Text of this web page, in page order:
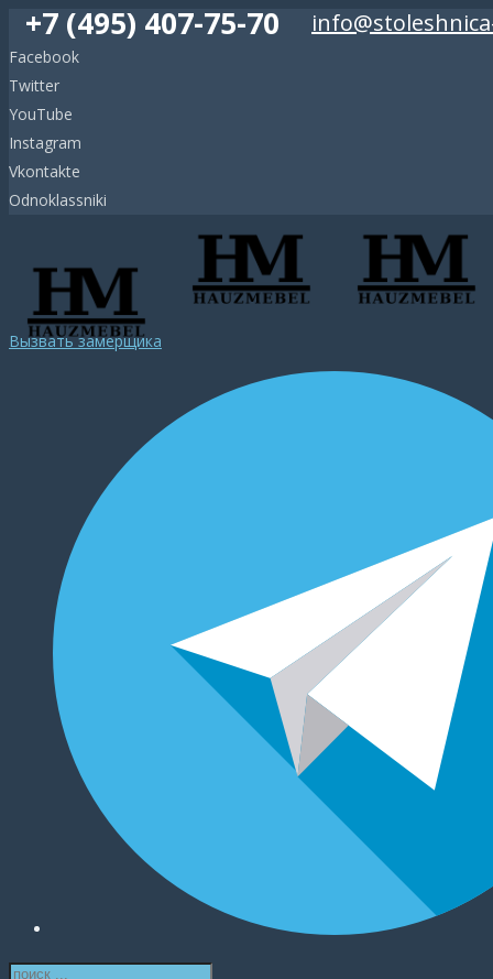
+7 (495) 407-75-70
Facebook
Twitter
YouTube
Instagram
Vkontakte
Odnoklassniki
Вызвать замерщика